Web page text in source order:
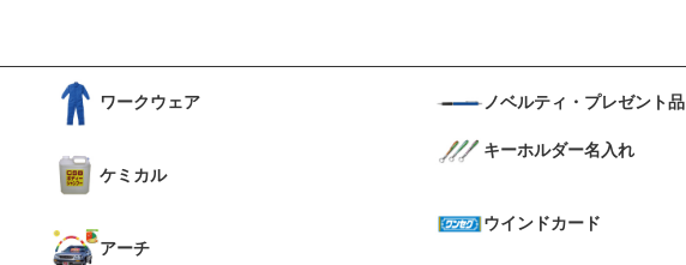
ワークウェア
ケミカル
アーチ
ノベルティ・プレゼント品
キーホルダー名入れ
ウインドカード